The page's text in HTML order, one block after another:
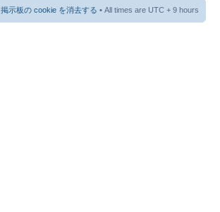
掲示板の cookie を消去する • All times are UTC + 9 hours